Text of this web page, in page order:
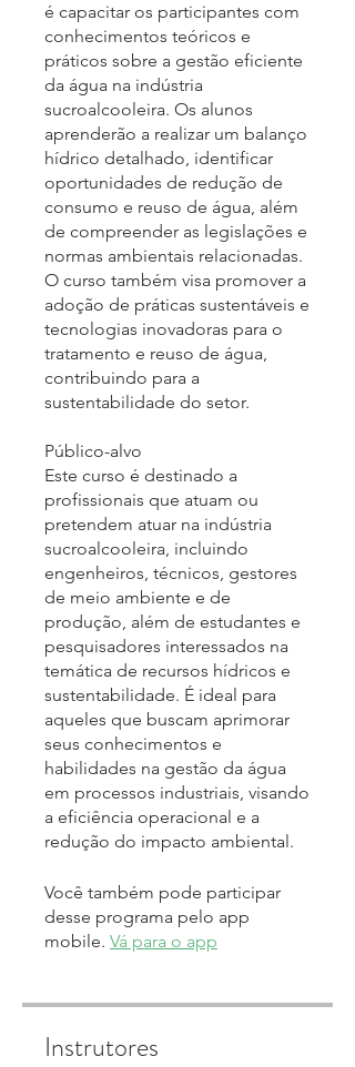
é capacitar os participantes com
conhecimentos teóricos e
práticos sobre a gestão eficiente
da água na indústria
sucroalcooleira. Os alunos
aprenderão a realizar um balanço
hídrico detalhado, identificar
oportunidades de redução de
consumo e reuso de água, além
de compreender as legislações e
normas ambientais relacionadas.
O curso também visa promover a
adoção de práticas sustentáveis e
tecnologias inovadoras para o
tratamento e reuso de água,
contribuindo para a
sustentabilidade do setor.
Público-alvo
Este curso é destinado a
profissionais que atuam ou
pretendem atuar na indústria
sucroalcooleira, incluindo
engenheiros, técnicos, gestores
de meio ambiente e de
produção, além de estudantes e
pesquisadores interessados na
temática de recursos hídricos e
sustentabilidade. É ideal para
aqueles que buscam aprimorar
seus conhecimentos e
habilidades na gestão da água
em processos industriais, visando
a eficiência operacional e a
Você também pode participar
desse programa pelo app
mobile. Vá para o app
Instrutores